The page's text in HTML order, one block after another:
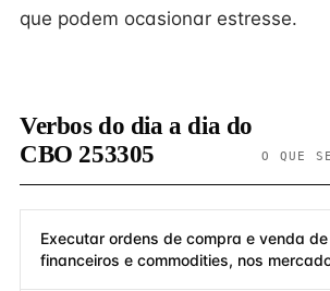
que podem ocasionar estresse.
Verbos do dia a dia do
CBO 253305
O QUE
Executar ordens de compra e venda
financeiros e commodities, nos